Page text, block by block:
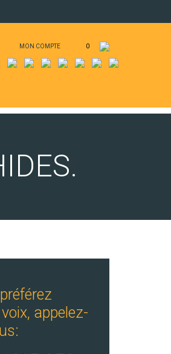
MON COMPTE 0
appelez-